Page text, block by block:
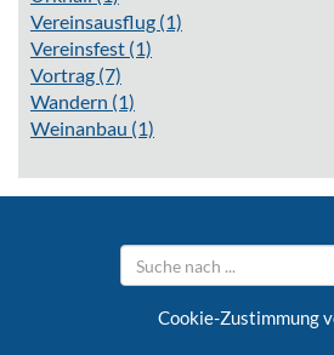
Cookie-Zustimmung
Vereinsausflug (1)
Vereinsfest (1)
Vortrag (7)
Wandern (1)
Weinanbau (1)
Stöffelverein e.V.